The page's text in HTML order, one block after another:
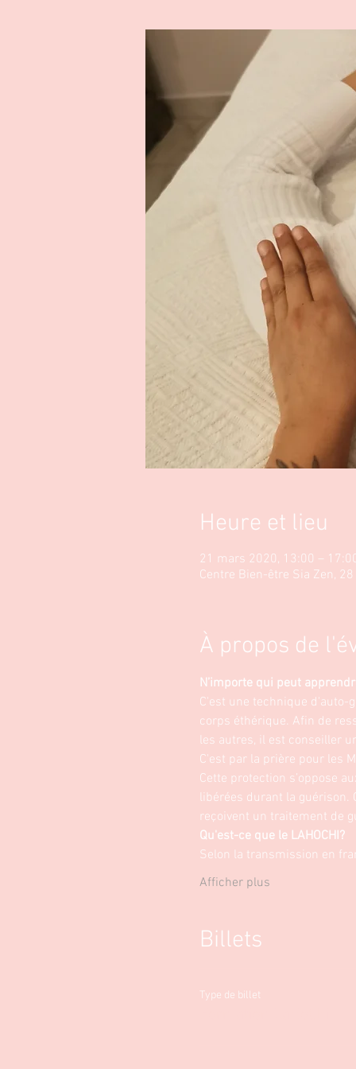
Heure et lieu
21 mars 2020, 13:00 –
Centre Bien-être Sia Zen,
À propos de
N’importe qui peut
C'est une technique d'auto-
corps éthérique. Afin de
les autres, il est conseiller
C'est par la prière pour les
Cette protection s’oppose
libérées durant la guérison.
reçoivent un traitement de
Qu'est-ce que le LAHOCHI?
Selon la transmission en
Afficher plus
Billets
Type de billet